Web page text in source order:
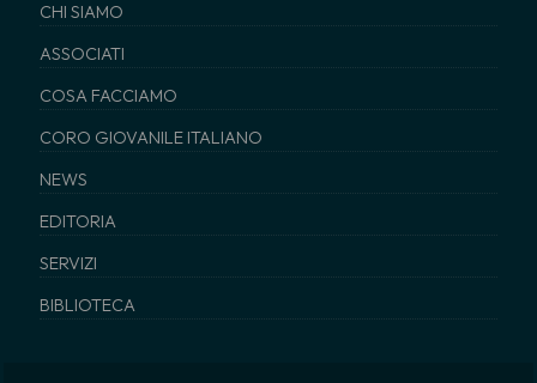
CHI SIAMO
ASSOCIATI
COSA FACCIAMO
CORO GIOVANILE ITALIANO
NEWS
EDITORIA
SERVIZI
BIBLIOTECA